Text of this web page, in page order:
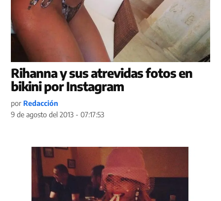
Rihanna y sus atrevidas fotos en
bikini por Instagram
por Redacción
9 de agosto del 2013 - 07:17:53